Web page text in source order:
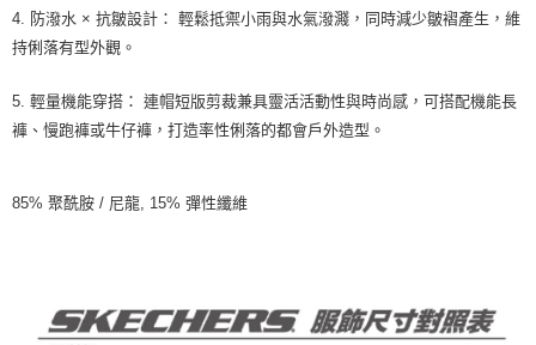
4. 防潑水 × 抗皺設計： 輕鬆抵禦小雨與水氣潑濺，同時減少皺褶產生，維
持俐落有型外觀。
5. 輕量機能穿搭： 連帽短版剪裁兼具靈活活動性與時尚感，可搭配機能長
褲、慢跑褲或牛仔褲，打造率性俐落的都會戶外造型。
85% 聚酰胺 / 尼龍, 15% 彈性纖維